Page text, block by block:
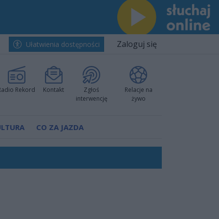
Ułatwienia dostępności Zaloguj się
Rekord Kontakt
Zgłoś
interwencję
Relacje na
żywo
CO ZA JAZDA